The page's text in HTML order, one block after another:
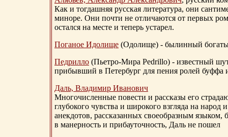
Как и тогдашняя русская литература, они
миноре. Они почти не отличаются от первых
остался на месте и теперь устарел.
Поганое Идолище (Одолище) - былинный
Педрилло (Пьетро-Мира Pedrillo) - известный
прибывший в Петербург для пения ролей буффа
Даль, Владимир Иванович
Многочисленные повести и рассказы его
глубокого чувства и широкого взгляда на
анекдотов, рассказанных своеобразным
в манерность и прибауточность, Даль не пошел